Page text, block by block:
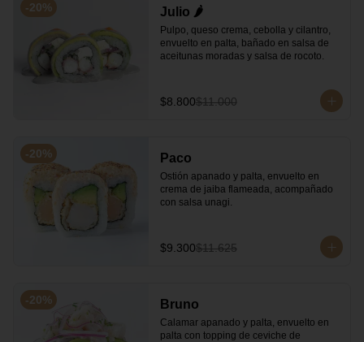
-20% Julio 🌶️
Pulpo, queso crema, cebolla y cilantro,
envuelto en palta, bañado en salsa de
aceitunas moradas y salsa de rocoto.
$8.800$11.000
-20% Paco
Ostión apanado y palta, envuelto en
crema de jaiba flameada, acompañado
con salsa unagi.
$9.300$11.625
-20% Bruno
Calamar apanado y palta, envuelto en
palta con topping de ceviche de